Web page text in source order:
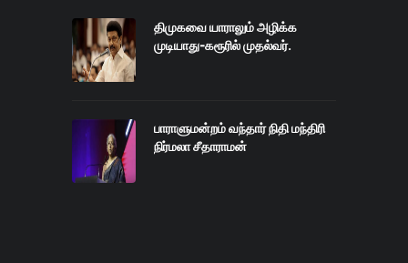
திமுகவை யாராலும் அழிக்க
முடியாது-கரூரில் முதல்வர்.
பாராளுமன்றம் வந்தார் நிதி மந்திரி
நிர்மலா சீதாராமன்